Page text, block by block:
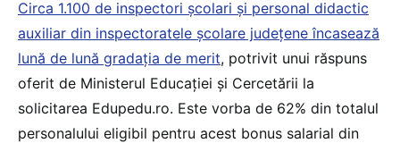
Circa 1.100 de inspectori școlari și personal didactic
auxiliar din inspectoratele școlare județene încasează
lună de lună gradația de merit, potrivit unui răspuns
oferit de Ministerul Educației și Cercetării la
solicitarea Edupedu.ro. Este vorba de 62% din totalul
personalului eligibil pentru acest bonus salarial din